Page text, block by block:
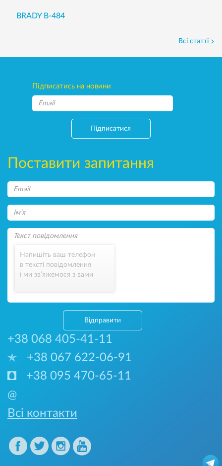
BRADY B-484
Всі статті
Підписатись на новини
Підписатися
Поставити запитання
Напишіть ваш телефон
в тексті повідомлення
і ми зв’яжемося з вами
Відправити
+38 068 405-41-11
+38 067 622-06-91
+38 095 470-65-11
@
Всі контакти